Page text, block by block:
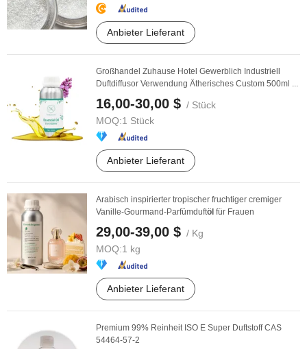
Anbieter Lieferant
Großhandel Zuhause Hotel Gewerblich Industriell
Duftdiffusor Verwendung Ätherisches Custom 500ml ...
16,00-30,00 $ / Stück
MOQ:1 Stück
Anbieter Lieferant
Arabisch inspirierter tropischer fruchtiger cremiger
Vanille-Gourmand-Parfümduftöl für Frauen
29,00-39,00 $ / Kg
MOQ:1 kg
Anbieter Lieferant
Premium 99% Reinheit ISO E Super Duftstoff CAS
54464-57-2